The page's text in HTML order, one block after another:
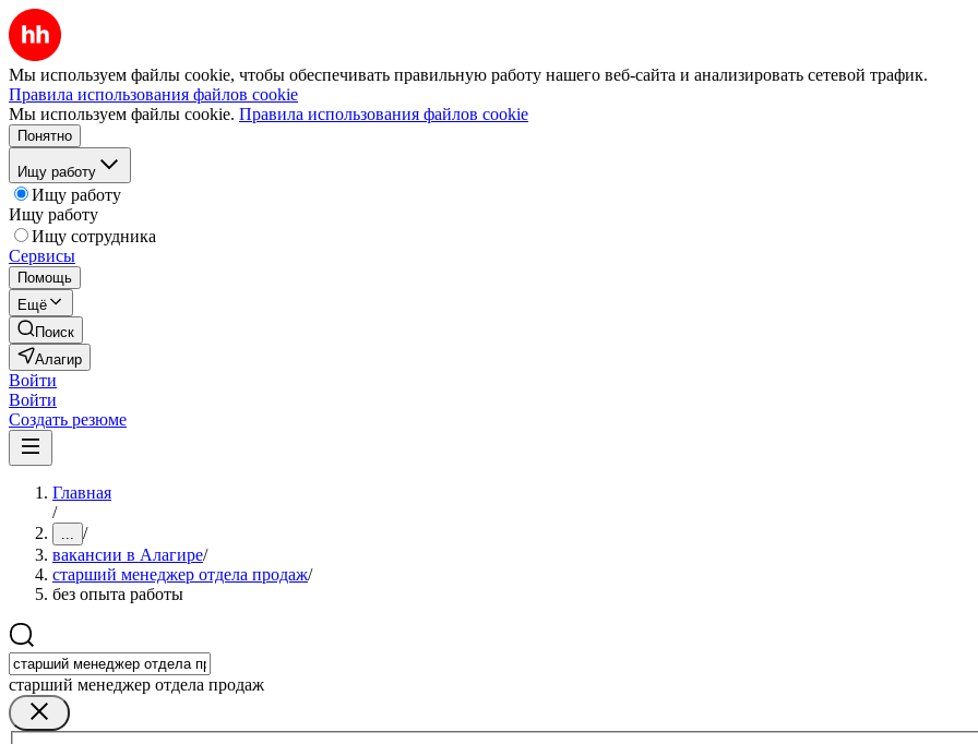
Мы используем файлы cookie, чтобы обеспечивать правильную работу нашего веб-сайта и анализировать сетевой трафик.
Правила использования файлов cookie
Мы используем файлы cookie. Правила использования файлов cookie
Понятно
Ищу работу
Ищу работу
Ищу работу
Ищу сотрудника
Сервисы
Помощь
Ещё
Поиск
Алагир
Войти
Войти
Создать резюме
Главная
/
... /
вакансии в Алагире/
старший менеджер отдела продаж/
без опыта работы
старший менеджер отдела продаж